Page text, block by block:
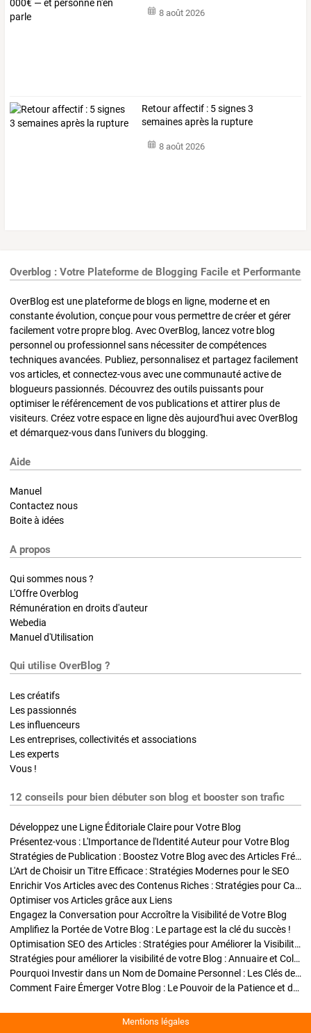
8 août 2026
Retour affectif : 5 signes 3
semaines après la rupture
8 août 2026
Overblog : Votre Plateforme de Blogging Facile et Performante
OverBlog est une plateforme de blogs en ligne, moderne et en
constante évolution, conçue pour vous permettre de créer et gérer
facilement votre propre blog. Avec OverBlog, lancez votre blog
personnel ou professionnel sans nécessiter de compétences
techniques avancées. Publiez, personnalisez et partagez facilement
vos articles, et connectez-vous avec une communauté active de
blogueurs passionnés. Découvrez des outils puissants pour
optimiser le référencement de vos publications et attirer plus de
visiteurs. Créez votre espace en ligne dès aujourd'hui avec OverBlog
et démarquez-vous dans l'univers du blogging.
Aide
Manuel
Contactez nous
Boite à idées
A propos
Qui sommes nous ?
L'Offre Overblog
Rémunération en droits d'auteur
Webedia
Manuel d'Utilisation
Qui utilise OverBlog ?
Les créatifs
Les passionnés
Les influenceurs
Les entreprises, collectivités et associations
Les experts
Vous !
12 conseils pour bien débuter son blog et booster son trafic
Développez une Ligne Éditoriale Claire pour Votre Blog
Présentez-vous : L'Importance de l'Identité Auteur pour Votre Blog
Stratégies de Publication : Boostez Votre Blog avec des Articles Fréquents et Exclusifs
L'Art de Choisir un Titre Efficace : Stratégies Modernes pour le SEO
Enrichir Vos Articles avec des Contenus Riches : Stratégies pour Captiver et Optimiser
Optimiser vos Articles grâce aux Liens
Engagez la Conversation pour Accroître la Visibilité de Votre Blog
Amplifiez la Portée de Votre Blog : Le partage est la clé du succès !
Optimisation SEO des Articles : Stratégies pour Améliorer la Visibilité de Votre Blog
Stratégies pour améliorer la visibilité de votre Blog : Annuaire et Collaborations
Pourquoi Investir dans un Nom de Domaine Personnel : Les Clés de la Réussite de Votre Blog
Comment Faire Émerger Votre Blog : Le Pouvoir de la Patience et de la Persévérance
Mentions légales